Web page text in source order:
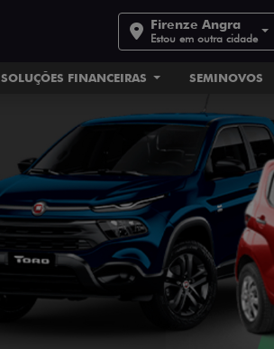
Firenze Angra
Estou em outra cidade
SOLUÇÕES FINANCEIRAS SEMINOVOS